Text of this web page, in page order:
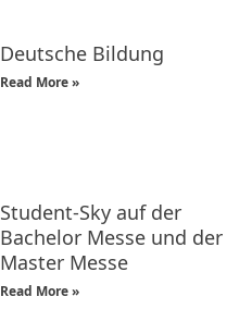
Deutsche Bildung
Read More »
Student-Sky auf der
Bachelor Messe und der
Master Messe
Read More »